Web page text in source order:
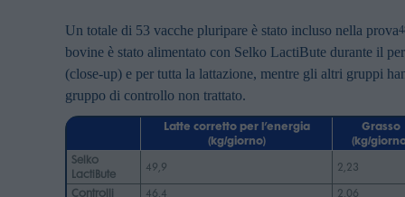
Un totale di 53 vacche pluripare è stato incluso nella prova
bovine è stato alimentato con Selko LactiBute durante il
(close-up) e per tutta la lattazione, mentre gli altri gruppi
gruppo di controllo non trattato.
Latte corretto per l’energia
(kg/giorno)
Grasso
(kg/
Selko
LactiBute
49,9 2,23
Controlli
46,4 2,06